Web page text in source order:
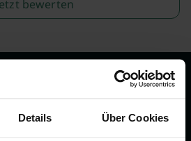
Details Über Cookies
bewerten
rund
Bestattung &